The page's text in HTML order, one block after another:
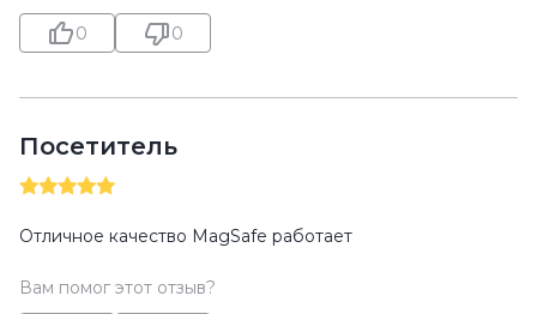
0 0
Посетитель
Отличное качество MagSafe работает
Вам помог этот отзыв?